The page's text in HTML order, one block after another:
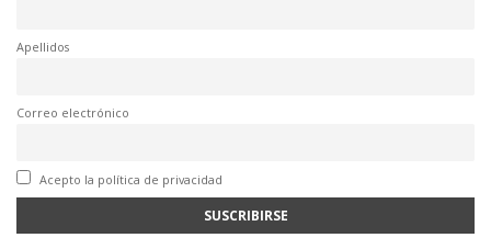
Apellidos
Correo electrónico
Acepto la política de privacidad